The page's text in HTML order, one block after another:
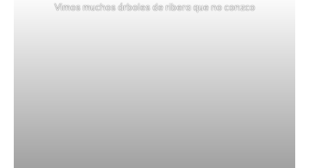
Vimos muchos árboles de ribera que no conzco